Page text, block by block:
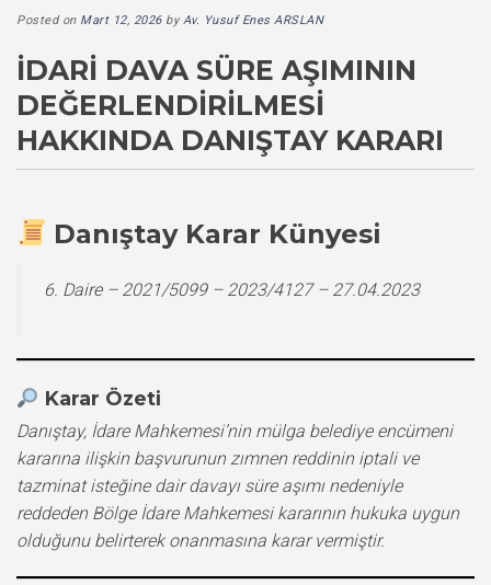
Posted on Mart 12, 2026byAv. Yusuf Enes ARSLAN
İDARI DAVA SÜRE AŞIMININ
DEĞERLENDIRILMESI
HAKKINDA DANIŞTAY KARARI
Danıştay Karar Künyesi
6. Daire – 2021/5099 – 2023/4127 – 27.04.2023
Karar Özeti
Danıştay, İdare Mahkemesi’nin mülga belediye encümeni
kararına ilişkin başvurunun zımnen reddinin iptali ve
tazminat isteğine dair davayı süre aşımı nedeniyle
reddeden Bölge İdare Mahkemesi kararının hukuka uygun
olduğunu belirterek onanmasına karar vermiştir.